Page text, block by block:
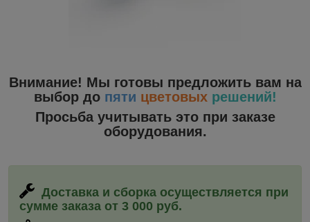
Внимание! Мы готовы предложить вам на
выбор до пяти цветовыхрешений!
Просьба учитывать это при заказе
оборудования.
Доставка и сборка осуществляется при
сумме заказа от 3 000 руб.